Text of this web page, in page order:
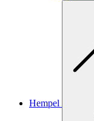
Hempel